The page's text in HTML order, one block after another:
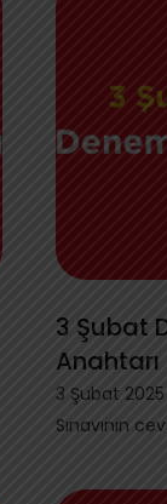
3 Şubat
Anahtarı
3 Şubat
Sınavının